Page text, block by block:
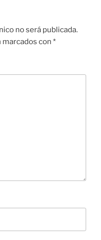
no será publicada.
con *